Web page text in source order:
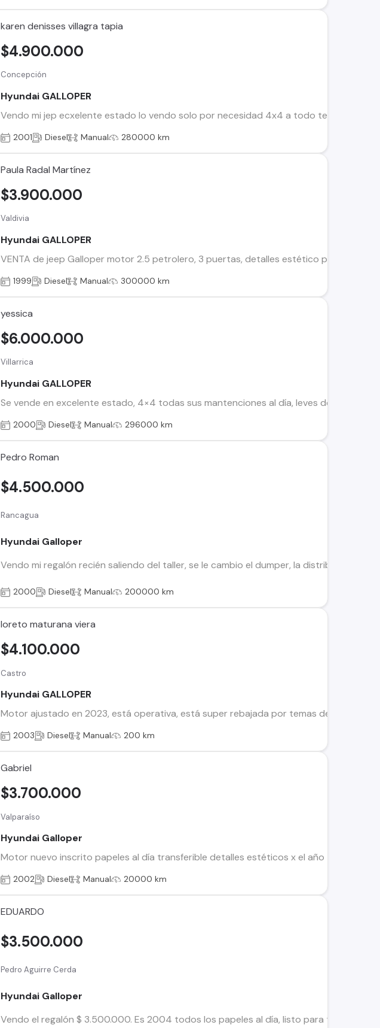
karen denisses villagra tapia
Concepción
Hyundai GALLOPER
Vendo mi jep ecxelente estado lo vendo solo por necesidad 4x4 a todo terreno
$4.900.000
2001 Diesel Manual 280000 km
Paula Radal Martínez
Valdivia
Hyundai GALLOPER
VENTA de jeep Galloper motor 2.5 petrolero, 3 puertas, detalles estético por el año,
$3.900.000
1999 Diesel Manual 300000 km
yessica
Villarrica
Hyundai GALLOPER
Se vende en excelente estado, 4×4 todas sus mantenciones al día, leves detalles
$6.000.000
2000 Diesel Manual 296000 km
Pedro Roman
Rancagua
Hyundai Galloper
Vendo mi regalón recién saliendo del taller, se le cambio el dumper, la distribucion,
$4.500.000
2000 Diesel Manual 200000 km
loreto maturana viera
Castro
Hyundai GALLOPER
Motor ajustado en 2023, está operativa, está super rebajada por temas detalles de
$4.100.000
2003 Diesel Manual 200 km
Gabriel
Valparaíso
Hyundai Galloper
Motor nuevo inscrito papeles al día transferible detalles estéticos x el año 4x4
$3.700.000
2002 Diesel Manual 20000 km
EDUARDO
Pedro Aguirre Cerda
Hyundai Galloper
Vendo el regalón $ 3.500.000. Es 2004 todos los papeles al día, listo para transferir
$3.500.000